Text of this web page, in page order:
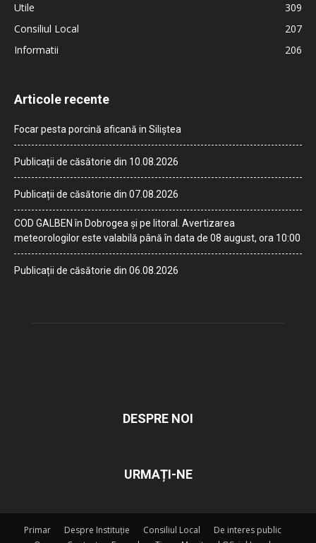
Utile
309
Consiliul Local
207
Informatii
206
Articole recente
Focar pesta porcină aficană in Siliștea
Publicații de căsătorie din 10.08.2026
Publicații de căsătorie din 07.08.2026
COD GALBEN în Dobrogea și pe litoral. Avertizarea
meteorologilor este valabilă până în data de 08 august, ora 10:00
Publicații de căsătorie din 06.08.2026
DESPRE NOI
URMAȚI-NE
Primar Despre Instituție Consiliul Local
De interes public